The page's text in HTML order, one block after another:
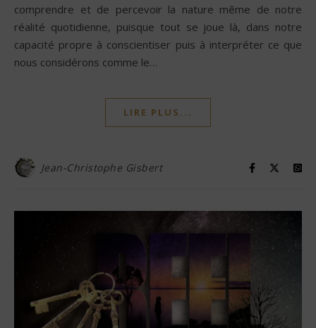
comprendre et de percevoir la nature même de notre
réalité quotidienne, puisque tout se joue là, dans notre
capacité propre à conscientiser puis à interpréter ce que
nous considérons comme le…
LIRE PLUS...
Jean-Christophe Gisbert